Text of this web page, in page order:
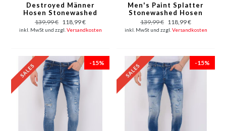
Destroyed Männer
Hosen Stonewashed
Slim Fit - 1083 - Blau
139,99 € 118,99 €
inkl. MwSt und zzgl. Versandkosten
Men's Paint Splatter
Stonewashed Hosen
Slim Fit -1077- Blau
139,99 € 118,99 €
inkl. MwSt und zzgl. Versandkosten
-15% -15%